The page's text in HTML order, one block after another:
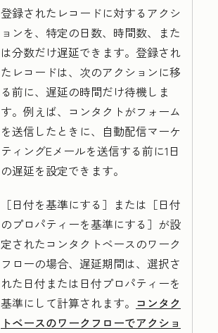
登録されたレコードに対するアクシ
ョンを、特定の日数、時間数、また
は分数だけ遅延できます。登録され
たレコードは、次のアクションに移
る前に、遅延の時間だけ待機しま
す。例えば、コンタクトがフォーム
を送信したときに、自動配信マーケ
ティングEメールを送信する前に1日
の遅延を設定できます。
［日付を基準にする］または ［日付
のプロパティーを基準にする］が設
定されたコンタクトベースのワーク
フローの場合、遅延期間は、選択さ
れた日付または日付プロパティーを
基準にして計算されます。 コンタク
トベースのワークフローでアクショ